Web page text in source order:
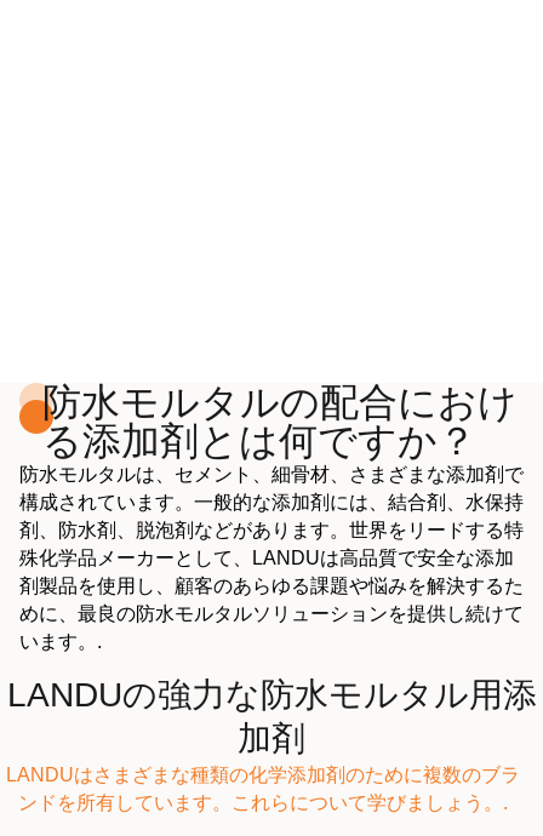
防水モルタルの配合におけ
る添加剤とは何ですか？
防水モルタルは、セメント、細骨材、さまざまな添加剤で
構成されています。一般的な添加剤には、結合剤、水保持
剤、防水剤、脱泡剤などがあります。世界をリードする特
殊化学品メーカーとして、LANDUは高品質で安全な添加
剤製品を使用し、顧客のあらゆる課題や悩みを解決するた
めに、最良の防水モルタルソリューションを提供し続けて
います。.
LANDUの強力な防水モルタル用添
加剤
LANDUはさまざまな種類の化学添加剤のために複数のブラ
ンドを所有しています。これらについて学びましょう。.